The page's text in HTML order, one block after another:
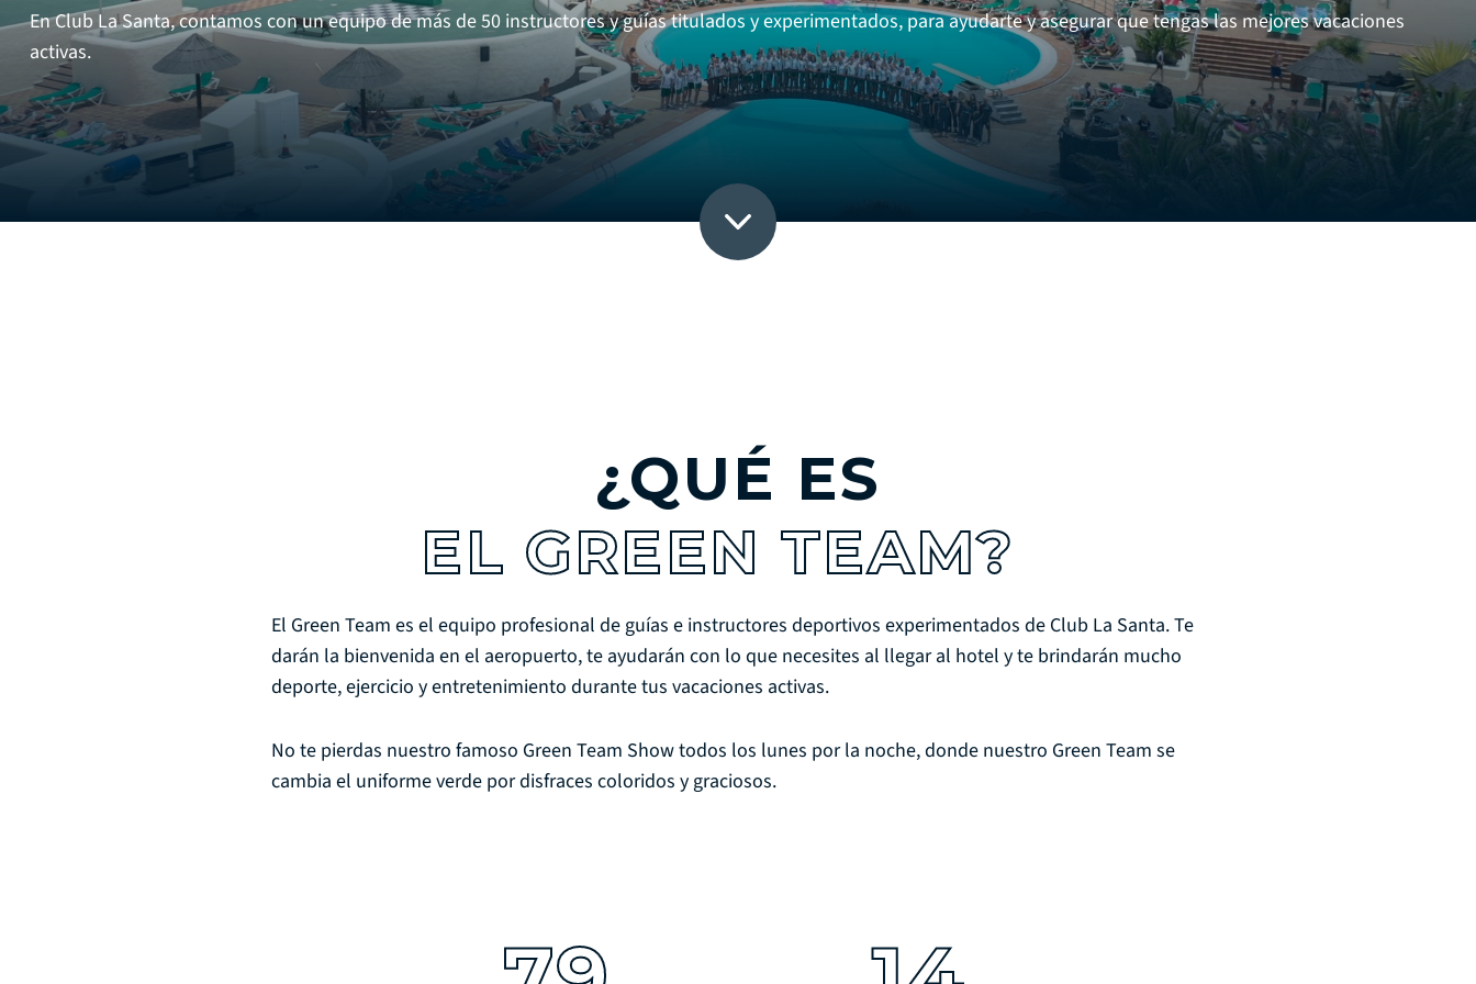
En Club La Santa, contamos con un equipo de más de 50 instructores y guías titulados y experimentados, para ayudarte y asegurar que tengas las mejores vacaciones
activas.
¿QUÉ ES
EL GREEN TEAM?
El Green Team es el equipo profesional de guías e instructores deportivos experimentados de Club La Santa. Te
darán la bienvenida en el aeropuerto, te ayudarán con lo que necesites al llegar al hotel y te brindarán mucho
deporte, ejercicio y entretenimiento durante tus vacaciones activas.
No te pierdas nuestro famoso Green Team Show todos los lunes por la noche, donde nuestro Green Team se
cambia el uniforme verde por disfraces coloridos y graciosos.